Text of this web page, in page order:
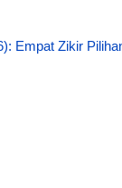
Empat Zikir